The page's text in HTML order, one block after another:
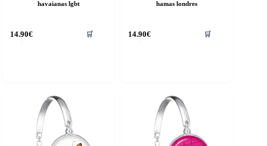
havaianas lgbt
14.90€ 🛒
hamas londres
14.90€ 🛒